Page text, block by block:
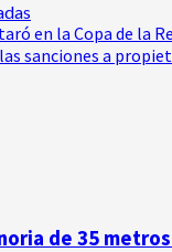
en la Copa de la
sanciones a
de 35